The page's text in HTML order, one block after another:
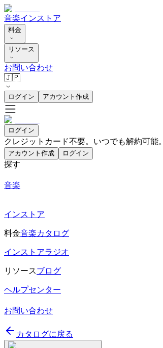
音楽インストア
料金
リソース
お問い合わせ
🇯🇵
ログイン アカウント作成
ログイン
クレジットカード不要。いつでも解約可能。
アカウント作成 ログイン
探す
音楽
インストア
料金音楽カタログ
インストアラジオ
リソースブログ
ヘルプセンター
お問い合わせ
カタログに戻る